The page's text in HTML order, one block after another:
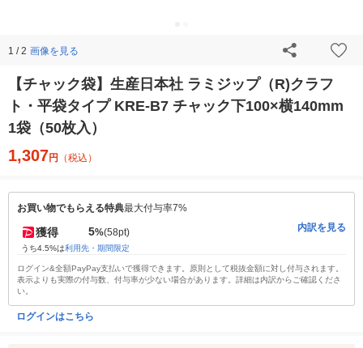
1 / 2 画像を見る
【チャック袋】生産日本社 ラミジップ（R)クラフ
ト・平袋タイプ KRE-B7 チャック下100×横140mm
1袋（50枚入）
1,307円 （税込）
お買い物でもらえる特典最大付与率7%
獲得 5%(58pt)
うち4.5%は利用先・期間限定
内訳を見る
ログイン&全額PayPay支払いで獲得できます。原則として税抜金額に対し付与されます。
表示よりも実際の付与数、付与率が少ない場合があります。詳細は内訳からご確認くださ
い。
ログインはこちら